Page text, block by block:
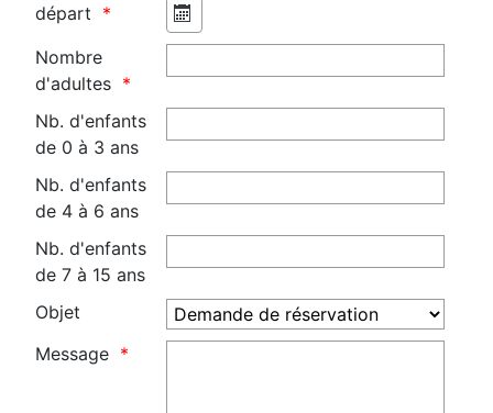
départ
Nombre
d'adultes
Nb. d'enfants
de 0 à 3 ans
Nb. d'enfants
de 4 à 6 ans
Nb. d'enfants
de 7 à 15 ans
Objet
Message